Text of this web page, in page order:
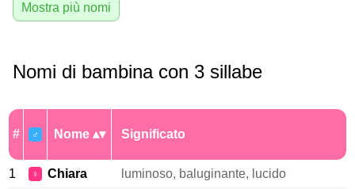
Mostra più nomi
Nomi di bambina con 3 sillabe
# ♂ Nome Significato
1 ♀ Chiara luminoso, baluginante, lucido